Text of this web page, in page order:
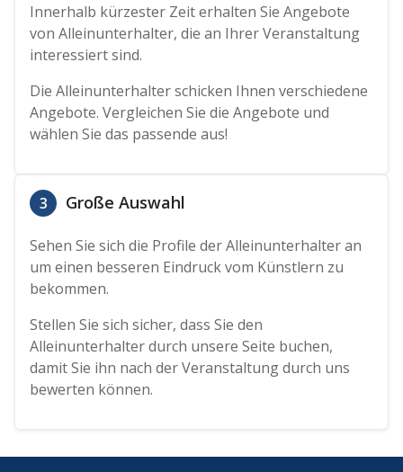
Innerhalb kürzester Zeit erhalten Sie Angebote
von Alleinunterhalter, die an Ihrer Veranstaltung
interessiert sind.
Die Alleinunterhalter schicken Ihnen verschiedene
Angebote. Vergleichen Sie die Angebote und
wählen Sie das passende aus!
3 Große Auswahl
Sehen Sie sich die Profile der Alleinunterhalter an
um einen besseren Eindruck vom Künstlern zu
bekommen.
Stellen Sie sich sicher, dass Sie den
Alleinunterhalter durch unsere Seite buchen,
damit Sie ihn nach der Veranstaltung durch uns
bewerten können.